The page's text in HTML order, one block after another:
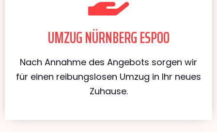
UMZUG NÜRNBERG ESPOO
Nach Annahme des Angebots sorgen wir
für einen reibungslosen Umzug in Ihr neues
Zuhause.